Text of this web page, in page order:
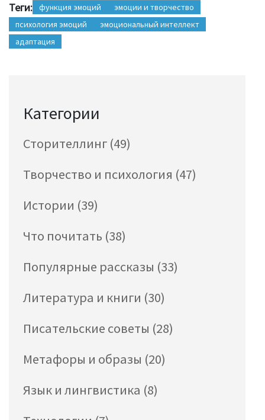
Теги: функция эмоций
эмоции и творчество
психология эмоций
эмоциональный интеллект
адаптация
Категории
Сторителлинг (49)
Творчество и психология (47)
Истории (39)
Что почитать (38)
Популярные рассказы (33)
Литература и книги (30)
Писательские советы (28)
Метафоры и образы (20)
Язык и лингвистика (8)